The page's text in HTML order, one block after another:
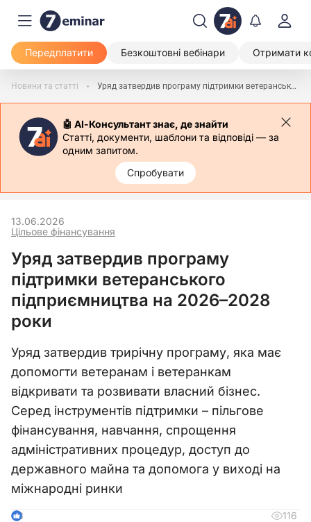
Передплатити Безкоштовні вебінари Отримати
Новини та статті Уряд затвердив програму підтримки ветеранського підприємництва на 2026–2028 роки
🤖 АІ-Консультант знає, де знайти
Статті, документи, шаблони та відповіді — за
одним запитом.
Спробувати
Цільове фінансування
13.06.2026
Уряд затвердив програму
підтримки ветеранського
підприємництва на 2026–2028
роки
Уряд затвердив трирічну програму, яка має
допомогти ветеранам і ветеранкам
відкривати та розвивати власний бізнес.
Серед інструментів підтримки – пільгове
фінансування, навчання, спрощення
адміністративних процедур, доступ до
державного майна та допомога у виході на
міжнародні ринки
3 116